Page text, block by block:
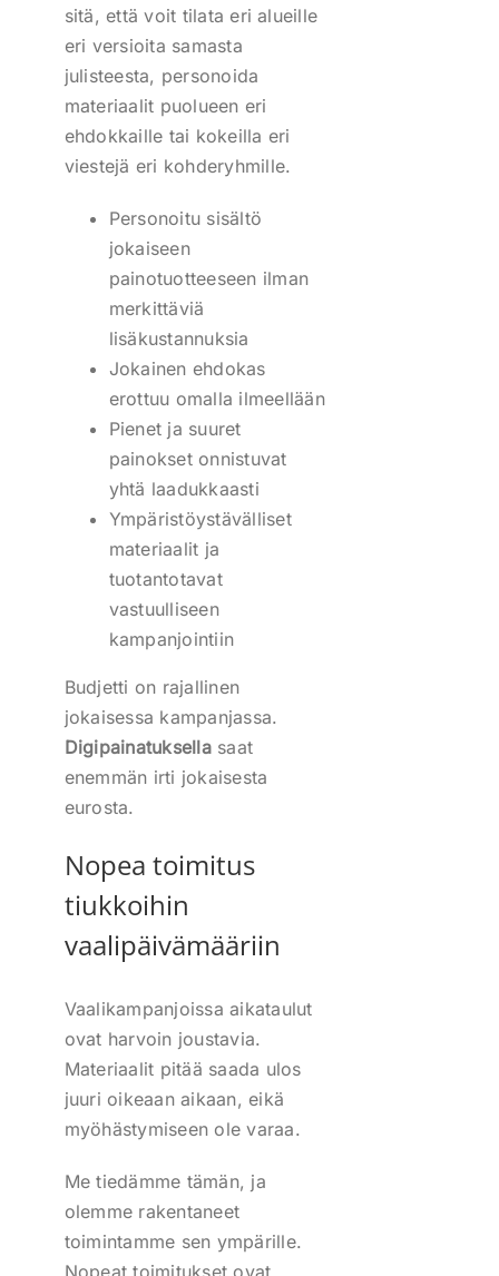
sitä, että voit tilata eri alueille
eri versioita samasta
julisteesta, personoida
materiaalit puolueen eri
ehdokkaille tai kokeilla eri
viestejä eri kohderyhmille.
Personoitu sisältö
jokaiseen
painotuotteeseen ilman
merkittäviä
lisäkustannuksia
Jokainen ehdokas
erottuu omalla ilmeellään
Pienet ja suuret
painokset onnistuvat
yhtä laadukkaasti
Ympäristöystävälliset
materiaalit ja
tuotantotavat
vastuulliseen
kampanjointiin
Budjetti on rajallinen
jokaisessa kampanjassa.
Digipainatuksellasaat
enemmän irti jokaisesta
eurosta.
Nopea toimitus
tiukkoihin
vaalipäivämääriin
Vaalikampanjoissa aikataulut
ovat harvoin joustavia.
Materiaalit pitää saada ulos
juuri oikeaan aikaan, eikä
myöhästymiseen ole varaa.
Me tiedämme tämän, ja
olemme rakentaneet
toimintamme sen ympärille.